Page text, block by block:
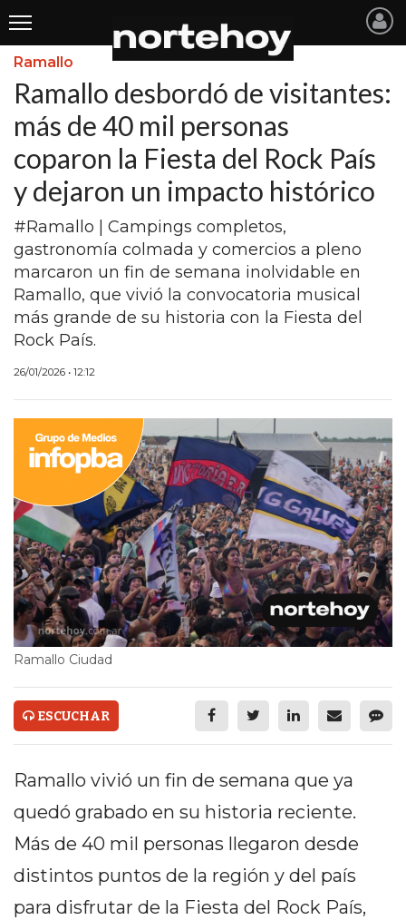
Últimas
Noticias
INICIO
NOTICIAS RECIENTES
SAN NICOLAS
RAMALLO
SAN PEDRO
PROVINCIA
PAIS
ULTIMAS NOTICIAS
TEMAS DESTACADOS
TECNOLOGÍA
SERVICIOS
PRONÓSTICO
HORÓSCOPO
CHANGUITO.COM.AR Y
TIENDAS ONLINE CON
PEDIDOS POR WHATSAPP
EN ARGENTINA:
Ramallo
Ramallo desbordó de visitantes:
más de 40 mil personas
coparon la Fiesta del Rock País
y dejaron un impacto histórico
#Ramallo | Campings completos,
gastronomía colmada y comercios a pleno
marcaron un fin de semana inolvidable en
Ramallo, que vivió la convocatoria musical
más grande de su historia con la Fiesta del
Rock País.
26/01/2026 • 12:12
Ramallo Ciudad
ESCUCHAR
Ramallo vivió un fin de semana que ya
quedó grabado en su historia reciente.
Más de 40 mil personas llegaron desde
distintos puntos de la región y del país
para disfrutar de la Fiesta del Rock País,